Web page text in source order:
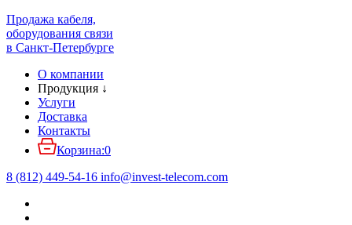
Продажа кабеля,
оборудования связи
в Санкт-Петербурге
О компании
Продукция ↓
Услуги
Доставка
Контакты
Корзина:0
8 (812) 449-54-16 info@invest-telecom.com